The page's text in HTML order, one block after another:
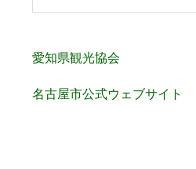
愛知県観光協会
名古屋市公式ウェブサイト